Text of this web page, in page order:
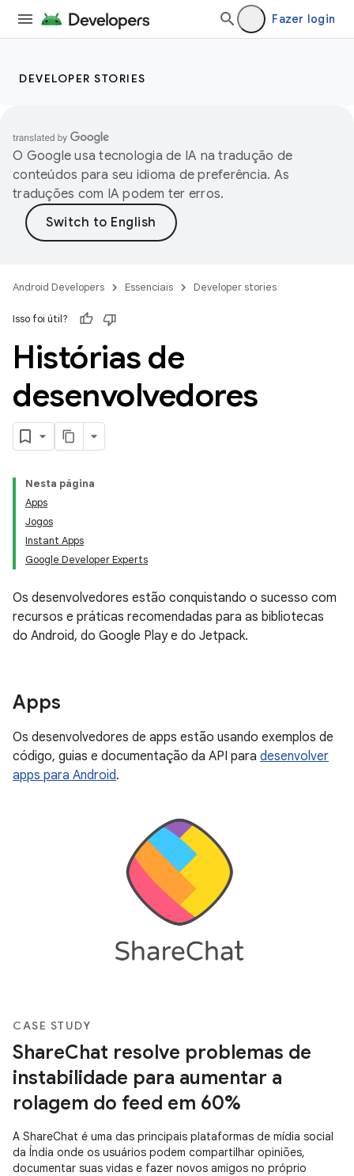
Fazer login
DEVELOPER STORIES
O Google usa tecnologia de IA na tradução de
conteúdos para seu idioma de preferência. As
traduções com IA podem ter erros.
Android Developers Essenciais Developer stories
Isso foi útil?
Histórias de
desenvolvedores
Nesta página
Apps
Jogos
Instant Apps
Google Developer Experts
Os desenvolvedores estão conquistando o sucesso com
recursos e práticas recomendadas para as bibliotecas
do Android, do Google Play e do Jetpack.
Apps
Os desenvolvedores de apps estão usando exemplos de
código, guias e documentação da API para desenvolver
apps para Android.
CASE STUDY
ShareChat resolve problemas de
instabilidade para aumentar a
rolagem do feed em 60%
A ShareChat é uma das principais plataformas de mídia social
da Índia onde os usuários podem compartilhar opiniões,
documentar suas vidas e fazer novos amigos no próprio